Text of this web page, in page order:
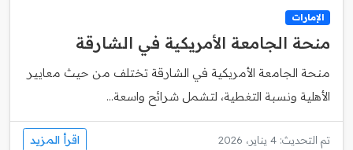
الإمارات
منحة الجامعة الأمريكية في الشارقة
منحة الجامعة الأمريكية في الشارقة تختلف من حيث معايير
الأهلية ونسبة التغطية، لتشمل شرائح واسعة...
تم التحديث: 4 يناير، 2026 اقرأ المزيد